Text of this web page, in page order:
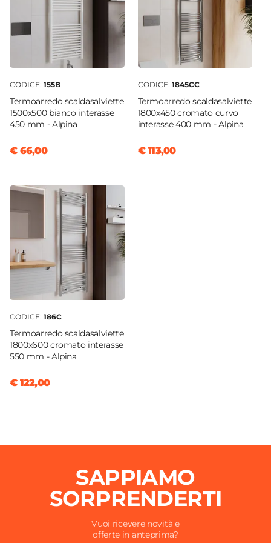
CODICE: 155B
Termoarredo scaldasalviette
1500x500 bianco interasse
450 mm - Alpina
€ 66,00
CODICE: 1845CC
Termoarredo scaldasalviette
1800x450 cromato curvo
interasse 400 mm - Alpina
€ 113,00
CODICE: 186C
Termoarredo scaldasalviette
1800x600 cromato interasse
550 mm - Alpina
€ 122,00
SAPPIAMO
SORPRENDERTI
Vuoi ricevere novità e
offerte in anteprima?